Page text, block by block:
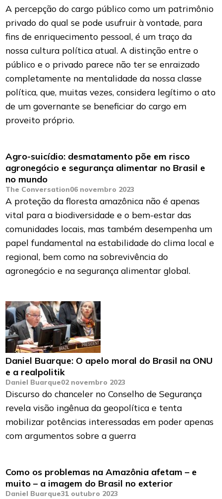
A percepção do cargo público como um patrimônio
privado do qual se pode usufruir à vontade, para
fins de enriquecimento pessoal, é um traço da
nossa cultura política atual. A distinção entre o
público e o privado parece não ter se enraizado
completamente na mentalidade da nossa classe
política, que, muitas vezes, considera legítimo o ato
de um governante se beneficiar do cargo em
proveito próprio.
Agro-suicídio: desmatamento põe em risco
agronegócio e segurança alimentar no Brasil e
no mundo
The Conversation06 novembro 2023
A proteção da floresta amazônica não é apenas
vital para a biodiversidade e o bem-estar das
comunidades locais, mas também desempenha um
papel fundamental na estabilidade do clima local e
regional, bem como na sobrevivência do
agronegócio e na segurança alimentar global.
Daniel Buarque: O apelo moral do Brasil na ONU
e a realpolitik
Daniel Buarque02 novembro 2023
Discurso do chanceler no Conselho de Segurança
revela visão ingênua da geopolítica e tenta
mobilizar potências interessadas em poder apenas
com argumentos sobre a guerra
Como os problemas na Amazônia afetam – e
muito – a imagem do Brasil no exterior
Daniel Buarque31 outubro 2023